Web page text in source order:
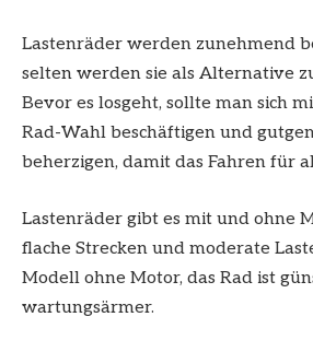
Lastenräder werden zunehmend
selten werden sie als Alternative
Bevor es losgeht, sollte man sich
Rad-Wahl beschäftigen und
beherzigen, damit das Fahren für
Lastenräder gibt es mit und ohne
flache Strecken und moderate
Modell ohne Motor, das Rad ist
wartungsärmer.